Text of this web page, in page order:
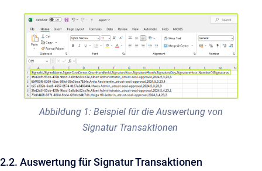
Abbildung 1: Beispiel für die Auswertung von
Signatur Transaktionen
2.2. Auswertung für Signatur Transaktionen